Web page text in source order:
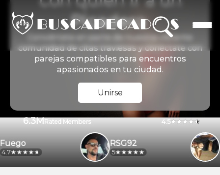
Picadero
Conviértete en parte de nuestra vibrante
comunidad de citas traviesas y conéctate con
parejas compatibles para encuentros
apasionados en tu ciudad.
Unirse
6.3MRated Members 4.5
4.2
RSG92
5